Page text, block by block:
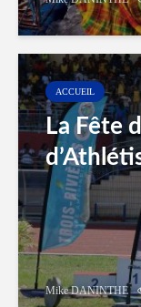
ACCUEIL
La Fête
Mike DANINTHE